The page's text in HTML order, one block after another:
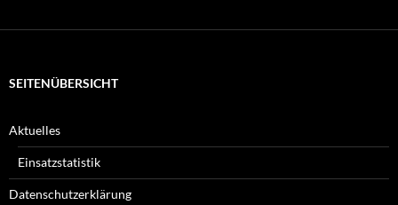
SEITENÜBERSICHT
Aktuelles
Einsatzstatistik
Datenschutzerklärung